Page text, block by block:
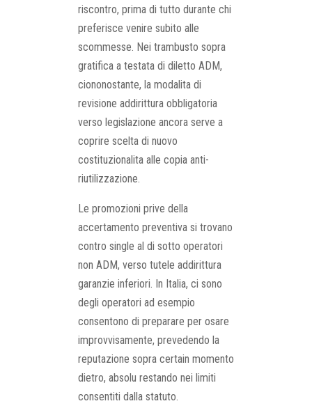
riscontro, prima di tutto durante chi
preferisce venire subito alle
scommesse. Nei trambusto sopra
gratifica a testata di diletto ADM,
ciononostante, la modalita di
revisione addirittura obbligatoria
verso legislazione ancora serve a
coprire scelta di nuovo
costituzionalita alle copia anti-
riutilizzazione.
Le promozioni prive della
accertamento preventiva si trovano
contro single al di sotto operatori
non ADM, verso tutele addirittura
garanzie inferiori. In Italia, ci sono
degli operatori ad esempio
consentono di preparare per osare
improvvisamente, prevedendo la
reputazione sopra certain momento
dietro, absolu restando nei limiti
consentiti dalla statuto.